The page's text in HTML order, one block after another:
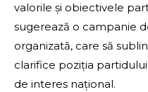
valorile și obiectivele
sugerează o campanie
organizată, care să
clarifice poziția
de interes național.